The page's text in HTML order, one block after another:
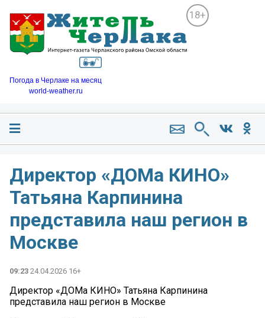
18+
Погода в Черлаке на месяц
world-weather.ru
Директор «ДОМа КИНО»
Татьяна Карпинина
представила наш регион в
Москве
09:23 24.04.2026 16+
Директор «ДОМа КИНО» Татьяна Карпинина
представила наш регион в Москве